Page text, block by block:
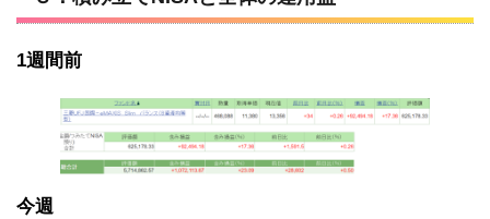
1週間前
今週